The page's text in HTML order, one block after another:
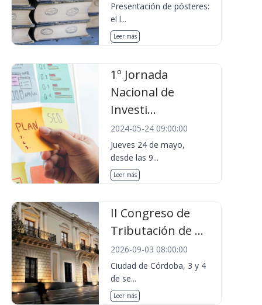
Presentación de pósteres:
el l...
Leer más
1º Jornada
Nacional de
Investi...
2024-05-24 09:00:00
Jueves 24 de mayo,
desde las 9...
Leer más
II Congreso de
Tributación de ...
2026-09-03 08:00:00
Ciudad de Córdoba, 3 y 4
de se...
Leer más